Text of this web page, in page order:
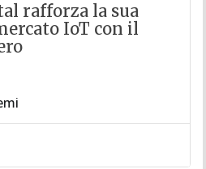
rafforza la sua
IoT con il